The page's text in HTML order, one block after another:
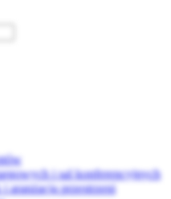
i sal konferencyjnych
aranżacja przestrzeni